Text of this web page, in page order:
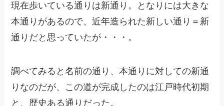
現在歩いている通りは新通り。となりには大きな
本通りがあるので、近年造られた新しい通り＝新
通りだと思っていたが・・・。
調べてみると名前の通り、本通りに対しての新通
りなのだが、この道が完成したのは江戸時代初期
と、歴史ある通りだった。